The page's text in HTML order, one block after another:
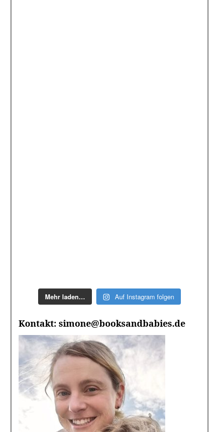
Mehr laden… Auf Instagram folgen
Kontakt: simone@booksandbabies.de